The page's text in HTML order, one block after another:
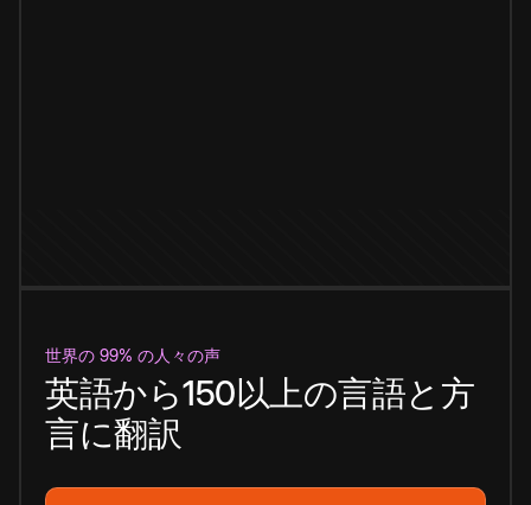
世界の 99% の人々の声
英語から150以上の言語と方
言に翻訳